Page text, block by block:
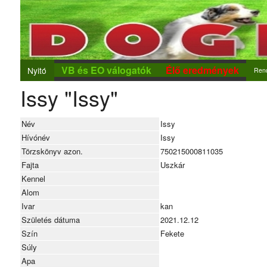
Nyitó VB és EO válogatók Élő eredmények
Issy "Issy"
Név
Issy
Hívónév
Issy
Törzskönyv azon.
750215000811035
Fajta
Uszkár
Kennel
Alom
Ivar
kan
Születés dátuma
2021.12.12
Szín
Fekete
Súly
Apa